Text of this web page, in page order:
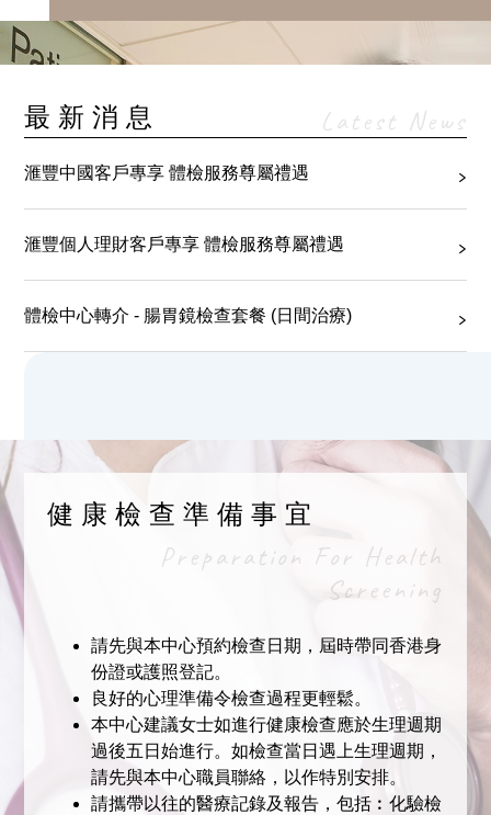
最新消息 Latest News
滙豐中國客戶專享 體檢服務尊屬禮遇
滙豐個人理財客戶專享 體檢服務尊屬禮遇
體檢中心轉介 - 腸胃鏡檢查套餐 (日間治療)
健康檢查準備事宜
Preparation For Health
Screening
請先與本中心預約檢查日期，屆時帶同香港身
份證或護照登記。
良好的心理準備令檢查過程更輕鬆。
本中心建議女士如進行健康檢查應於生理週期
過後五日始進行。如檢查當日遇上生理週期，
請先與本中心職員聯絡，以作特別安排。
請攜帶以往的醫療記錄及報告，包括︰化驗檢